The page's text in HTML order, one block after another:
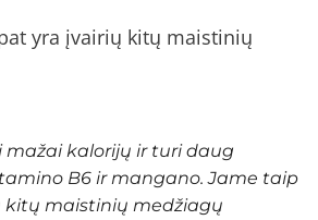
yra įvairių kitų maistinių
mažai kalorijų ir turi daug
B6 ir mangano. Jame taip
kitų maistinių medžiagų